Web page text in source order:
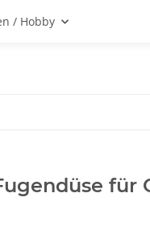
/ Hobby
für